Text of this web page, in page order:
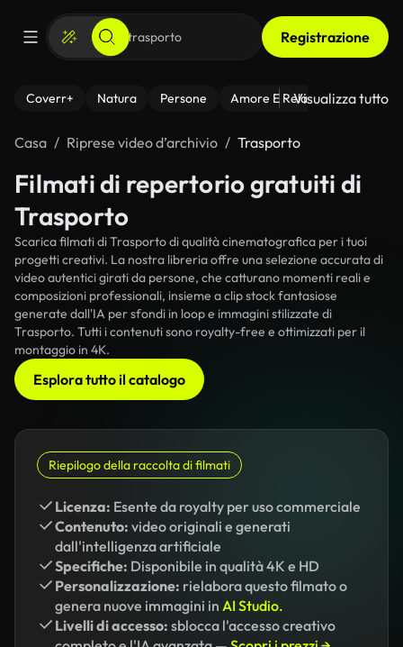
Registrazione
Coverr+ Natura Persone Amore E Relazioni Il
Visualizza tutto
Casa Riprese video d’archivio Trasporto
Filmati di repertorio gratuiti di
Trasporto
Scarica filmati di Trasporto di qualità cinematografica per i tuoi
progetti creativi. La nostra libreria offre una selezione accurata di
video autentici girati da persone, che catturano momenti reali e
composizioni professionali, insieme a clip stock fantasiose
generate dall'IA per sfondi in loop e immagini stilizzate di
Trasporto. Tutti i contenuti sono royalty-free e ottimizzati per il
montaggio in 4K.
Esplora tutto il catalogo
Riepilogo della raccolta di filmati
Licenza: Esente da royalty per uso commerciale
Contenuto: video originali e generati
dall'intelligenza artificiale
Specifiche: Disponibile in qualità 4K e HD
Personalizzazione: rielabora questo filmato o
genera nuove immagini in AI Studio.
Livelli di accesso: sblocca l'accesso creativo